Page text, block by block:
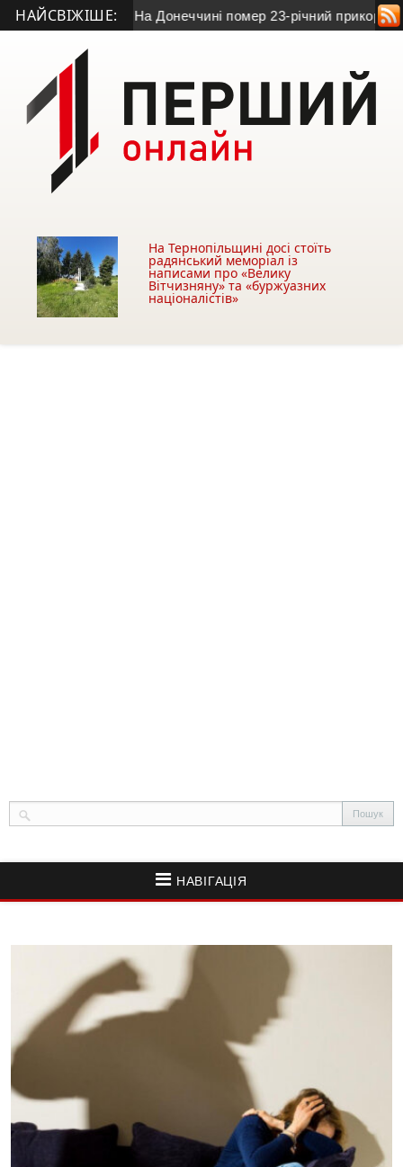
НАЙСВІЖІШЕ:• На Донеччині помер 23-річний прикордонник з
На Тернопільщині досі стоїть
радянський меморіал із
написами про «Велику
Вітчизняну» та «буржуазних
націоналістів»
НАВІГАЦІЯ